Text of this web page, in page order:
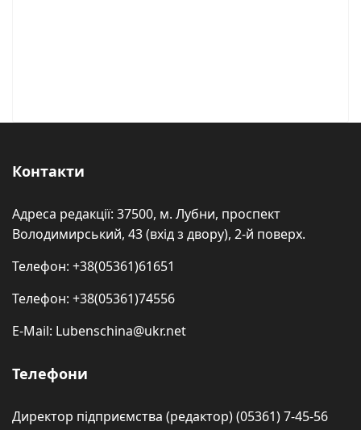
Контакти
Адреса редакції: 37500, м. Лубни, проспект
Володимирський, 43 (вхід з двору), 2-й поверх.
Телефон: +38(05361)61651
Телефон: +38(05361)74556
E-Mail: Lubenschina@ukr.net
Телефони
Директор підприємства (редактор) (05361) 7-45-56